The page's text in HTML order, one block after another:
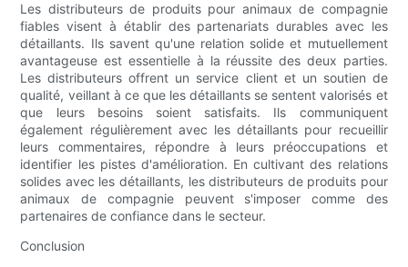
Les distributeurs de produits pour animaux de compagnie
fiables visent à établir des partenariats durables avec les
détaillants. Ils savent qu'une relation solide et mutuellement
avantageuse est essentielle à la réussite des deux parties.
Les distributeurs offrent un service client et un soutien de
qualité, veillant à ce que les détaillants se sentent valorisés et
que leurs besoins soient satisfaits. Ils communiquent
également régulièrement avec les détaillants pour recueillir
leurs commentaires, répondre à leurs préoccupations et
identifier les pistes d'amélioration. En cultivant des relations
solides avec les détaillants, les distributeurs de produits pour
animaux de compagnie peuvent s'imposer comme des
partenaires de confiance dans le secteur.
Conclusion